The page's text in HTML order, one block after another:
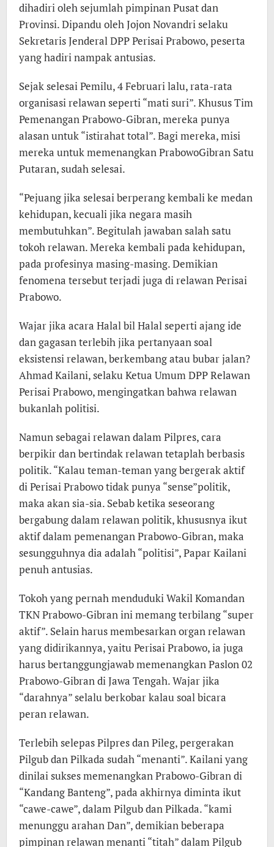
dihadiri oleh sejumlah pimpinan Pusat dan
Provinsi. Dipandu oleh Jojon Novandri selaku
Sekretaris Jenderal DPP Perisai Prabowo, peserta
yang hadiri nampak antusias.
Sejak selesai Pemilu, 4 Februari lalu, rata-rata
organisasi relawan seperti “mati suri”. Khusus Tim
Pemenangan Prabowo-Gibran, mereka punya
alasan untuk “istirahat total”. Bagi mereka, misi
mereka untuk memenangkan PrabowoGibran Satu
Putaran, sudah selesai.
“Pejuang jika selesai berperang kembali ke medan
kehidupan, kecuali jika negara masih
membutuhkan”. Begitulah jawaban salah satu
tokoh relawan. Mereka kembali pada kehidupan,
pada profesinya masing-masing. Demikian
fenomena tersebut terjadi juga di relawan Perisai
Prabowo.
Wajar jika acara Halal bil Halal seperti ajang ide
dan gagasan terlebih jika pertanyaan soal
eksistensi relawan, berkembang atau bubar jalan?
Ahmad Kailani, selaku Ketua Umum DPP Relawan
Perisai Prabowo, mengingatkan bahwa relawan
bukanlah politisi.
Namun sebagai relawan dalam Pilpres, cara
berpikir dan bertindak relawan tetaplah berbasis
politik. “Kalau teman-teman yang bergerak aktif
di Perisai Prabowo tidak punya “sense”politik,
maka akan sia-sia. Sebab ketika seseorang
bergabung dalam relawan politik, khususnya ikut
aktif dalam pemenangan Prabowo-Gibran, maka
sesungguhnya dia adalah “politisi”, Papar Kailani
penuh antusias.
Tokoh yang pernah menduduki Wakil Komandan
TKN Prabowo-Gibran ini memang terbilang “super
aktif”. Selain harus membesarkan organ relawan
yang didirikannya, yaitu Perisai Prabowo, ia juga
harus bertanggungjawab memenangkan Paslon 02
Prabowo-Gibran di Jawa Tengah. Wajar jika
“darahnya” selalu berkobar kalau soal bicara
peran relawan.
Terlebih selepas Pilpres dan Pileg, pergerakan
Pilgub dan Pilkada sudah “menanti”. Kailani yang
dinilai sukses memenangkan Prabowo-Gibran di
“Kandang Banteng”, pada akhirnya diminta ikut
“cawe-cawe”, dalam Pilgub dan Pilkada. “kami
menunggu arahan Dan”, demikian beberapa
pimpinan relawan menanti “titah” dalam Pilgub